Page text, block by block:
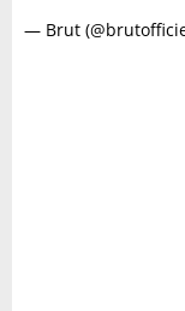
— Brut